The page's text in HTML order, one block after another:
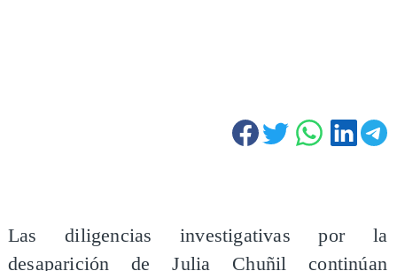
Las diligencias investigativas por la
desaparición de Julia Chuñil continúan